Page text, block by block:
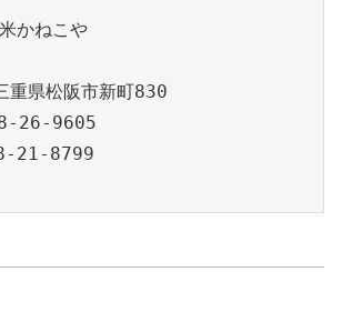
かねこや
県松阪市新町830
26-9605
21-8799